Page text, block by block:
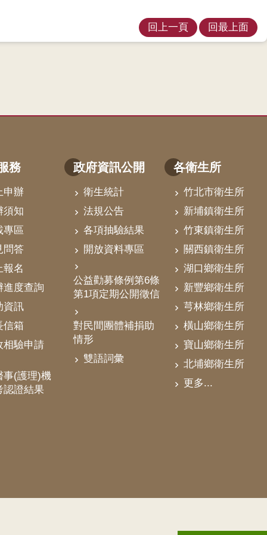
回上一頁 回最上面
務
申辦
須知
專區
問答
報名
進度查詢
資訊
信箱
相驗申請
事(護理)機
認證結果
政府資訊公開
衛生統計
法規公告
各項抽驗結果
開放資料專區
公益勸募條例第6條
第1項定期公開徵信
對民間團體補捐助
情形
雙語詞彙
各衛生所
竹北市衛生所
新埔鎮衛生所
竹東鎮衛生所
關西鎮衛生所
湖口鄉衛生所
新豐鄉衛生所
芎林鄉衛生所
橫山鄉衛生所
寶山鄉衛生所
北埔鄉衛生所
更多...